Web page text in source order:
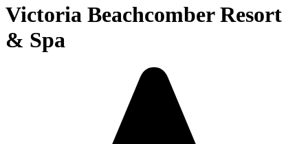
Victoria Beachcomber Resort
& Spa